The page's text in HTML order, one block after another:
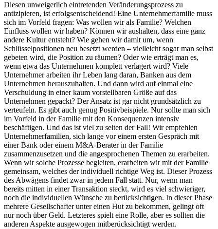
Diesen unweigerlich eintretenden Veränderungsprozess zu
antizipieren, ist erfolgsentscheidend! Eine Unternehmerfamilie muss
sich im Vorfeld fragen: Was wollen wir als Familie? Welchen
Einfluss wollen wir haben? Können wir aushalten, dass eine ganz
andere Kultur entsteht? Wie gehen wir damit um, wenn
Schlüsselpositionen neu besetzt werden – vielleicht sogar man selbst
gebeten wird, die Position zu räumen? Oder wie erträgt man es,
wenn etwa das Unternehmen komplett verlagert wird? Viele
Unternehmer arbeiten ihr Leben lang daran, Banken aus dem
Unternehmen herauszuhalten. Und dann wird auf einmal eine
Verschuldung in einer kaum vorstellbaren Größe auf das
Unternehmen gepackt? Der Ansatz ist gar nicht grundsätzlich zu
verteufeln. Es gibt auch genug Positivbeispiele. Nur sollte man sich
im Vorfeld in der Familie mit den Konsequenzen intensiv
beschäftigen. Und das ist viel zu selten der Fall! Wir empfehlen
Unternehmerfamilien, sich lange vor einem ersten Gespräch mit
einer Bank oder einem M&A-Berater in der Familie
zusammenzusetzen und die angesprochenen Themen zu erarbeiten.
Wenn wir solche Prozesse begleiten, erarbeiten wir mit der Familie
gemeinsam, welches der individuell richtige Weg ist. Dieser Prozess
des Abwägens findet zwar in jedem Fall statt. Nur, wenn man
bereits mitten in einer Transaktion steckt, wird es viel schwieriger,
noch die individuellen Wünsche zu berücksichtigen. In dieser Phase
mehrere Gesellschafter unter einen Hut zu bekommen, gelingt oft
nur noch über Geld. Letzteres spielt eine Rolle, aber es sollten die
anderen Aspekte ausgewogen mitberücksichtigt werden.